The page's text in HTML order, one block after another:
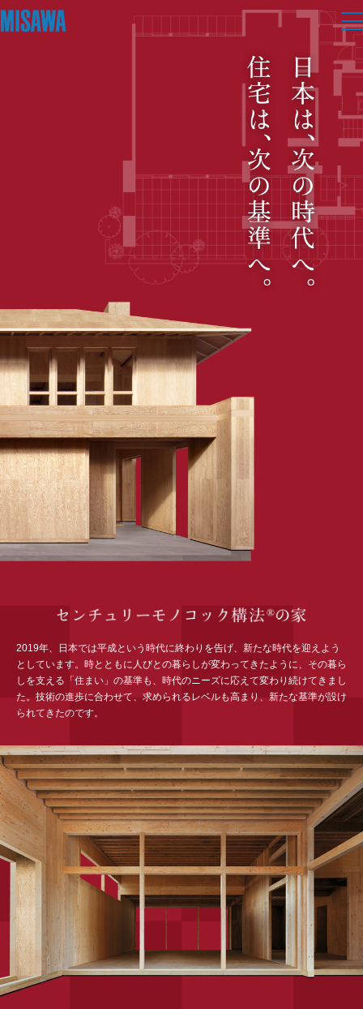
テクノロジー（住まいの性能）
デザイナーズギャラリー
インテリア
住まいづくりガイド
買う
分譲住宅（建売・土地）検索
中古住宅検索
分譲マンション検索
売る [MISAWA RELAY]
住まいの売却
これから住まいをご検討の方
多彩な動画やこだわりが詰まった建築実例、注目の最新情報など、
住まいづくりを楽しく学べるデジタルラウンジです。
ホームラウンジ 新築・戸建て
店舗・各種施設
土地活用モデルルーム見学
土地活用実例
法人のお客さま
企業不動産活用（CRE）戦略
社宅建築
医療・介護・子育て・障がい福祉施設
これから土地活用・賃貸経営をご検討の方
土地活用の基礎から長期安定経営を目指すオーナー様まで、賃貸経
営に役立つ多彩な情報を幅広くお届けします。
ホームラウンジ 土地活用・賃貸経営
戸建て・マンション
ミサワリフォームとは
リフォームの流れ
リフォームメニュー
リフォーム事例
事業用
事業用リノベーション
ホテル・旅館リフォーム
これからリフォームをご検討の方
実例動画や基礎知識、収納の工夫など、理想の住まいを叶えるリフ
ォームの具体策とアイデアを豊富にご用意しています。
ホームラウンジ リフォーム
まちづくり
複合開発事業（ASMACI-アスマチ-）
再開発・官民連携事業
分譲マンション開発事業
収益不動産・投資開発事業
建築再生事業
事業用売買
分譲用地
すべてのフィールドに新しい価値をデザインし、持続可能な未来志
ミサワゼネラルソリューション
オーナーサポート
サポートメニュー
住まいるりんぐ（ロングサポート）
保証制度
アフターメンテナンス
ミサワリフォーム
ご相談窓口
お客様センター
ミサワホームオーナーさま・リフォーム工事ご契約者さまとミサワ
テンツや、ミサワホームからの大切なお知らせなど配信していま
す。
ミサワオーナーズクラブ
企業・IR情報
企業・IR
ニュース
MISAWAについて
ミサワホームグループ
IR情報
採用情報
中途採用
障がい者採用
ウエルネス事業
海外事業
展示場・ イベント情報
カタログ請求
住まいのご相談
2019年、日本では平成という時代に終わりを告げ、新たな時代を迎えよう
としています。時とともに人びとの暮らしが変わってきたように、その暮ら
しを支える「住まい」の基準も、時代のニーズに応えて変わり続けてきまし
た。技術の進歩に合わせて、求められるレベルも高まり、新たな基準が設け
られてきたのです。